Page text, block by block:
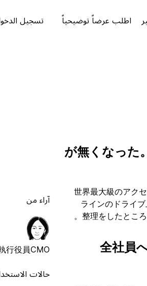
اطلب عرضاً توضيحياً تسجيل
世界最大級のアク
ラインのドライ
整理をしたとこ
全社員
آراء من
行役員CMO
حالات